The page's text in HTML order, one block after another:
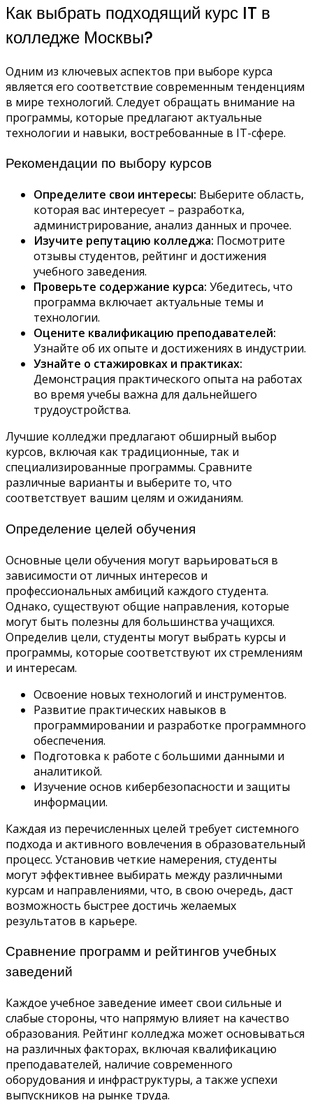
Как выбрать подходящий курс IT в
колледже Москвы?
Одним из ключевых аспектов при выборе курса
является его соответствие современным тенденциям
в мире технологий. Следует обращать внимание на
программы, которые предлагают актуальные
технологии и навыки, востребованные в IT-сфере.
Рекомендации по выбору курсов
Определите свои интересы: Выберите область,
которая вас интересует – разработка,
администрирование, анализ данных и прочее.
Изучите репутацию колледжа: Посмотрите
отзывы студентов, рейтинг и достижения
учебного заведения.
Проверьте содержание курса: Убедитесь, что
программа включает актуальные темы и
технологии.
Оцените квалификацию преподавателей:
Узнайте об их опыте и достижениях в индустрии.
Узнайте о стажировках и практиках:
Демонстрация практического опыта на работах
во время учебы важна для дальнейшего
трудоустройства.
Лучшие колледжи предлагают обширный выбор
курсов, включая как традиционные, так и
специализированные программы. Сравните
различные варианты и выберите то, что
соответствует вашим целям и ожиданиям.
Определение целей обучения
Основные цели обучения могут варьироваться в
зависимости от личных интересов и
профессиональных амбиций каждого студента.
Однако, существуют общие направления, которые
могут быть полезны для большинства учащихся.
Определив цели, студенты могут выбрать курсы и
программы, которые соответствуют их стремлениям
и интересам.
Освоение новых технологий и инструментов.
Развитие практических навыков в
программировании и разработке программного
обеспечения.
Подготовка к работе с большими данными и
аналитикой.
Изучение основ кибербезопасности и защиты
информации.
Каждая из перечисленных целей требует системного
подхода и активного вовлечения в образовательный
процесс. Установив четкие намерения, студенты
могут эффективнее выбирать между различными
курсам и направлениями, что, в свою очередь, даст
возможность быстрее достичь желаемых
результатов в карьере.
Сравнение программ и рейтингов учебных
заведений
Каждое учебное заведение имеет свои сильные и
слабые стороны, что напрямую влияет на качество
образования. Рейтинг колледжа может основываться
на различных факторах, включая квалификацию
преподавателей, наличие современного
оборудования и инфраструктуры, а также успехи
выпускников на рынке труда.